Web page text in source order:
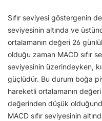
Sıfır seviyesi göstergenin
seviyesinin altında ve
ortalamanın değeri 26
olduğu zaman MACD sıfır
seviyesinin üzerindeyken,
güçlüdür. Bu durum boğa
hareketli ortalamanın
değerinden düşük
MACD sıfır seviyesinin